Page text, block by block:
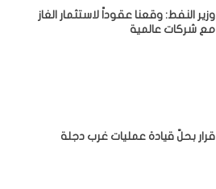
وزير النفط: وقعنا عقوداً لاستثمار الغاز
مع شركات عالمية
قرار بحلّ قيادة عمليات غرب دجلة